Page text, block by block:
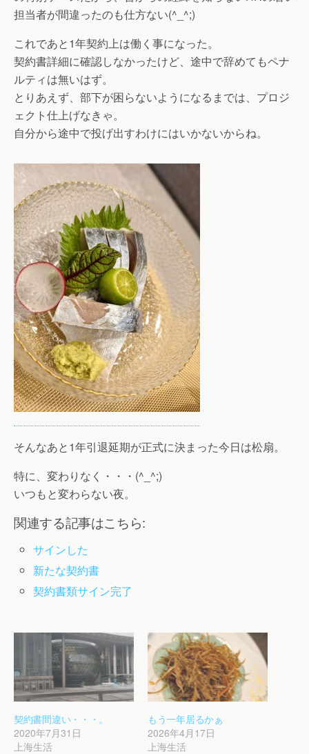
担当者が間違ったのも仕方ない(^_^;)
これであと1年契約上は働く事になった。
契約書詳細に確認しなかったけど、途中で辞めてもペナ
ルティは無いはず。
とりあえず、部下が困らないようになるまでは、プロジ
ェクト仕上げなきゃ。
自分から途中で投げ出すわけにはいかないからね。
そんなあと1年引退延期が正式に決まった今日は松扇。
特に、変わりなく・・・(^_^;)
いつもと変わらない夜。
関連する記事はこちら:
サインした
新たな契約書
契約書類サイン完了
契約書間違い・・・。
2020年7月31日
上海生活
もう一年居るかぁ
2026年4月17日
上海生活